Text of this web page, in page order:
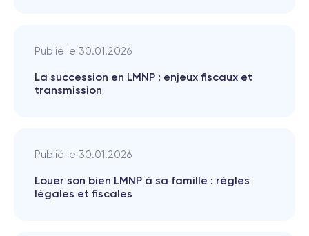
Publié le 30.01.2026
La succession en LMNP : enjeux fiscaux et
transmission
Publié le 30.01.2026
Louer son bien LMNP à sa famille : règles
légales et fiscales